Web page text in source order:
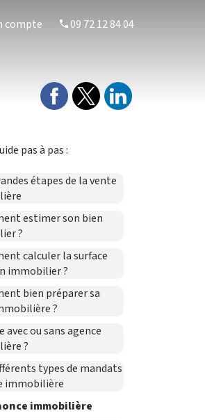
compte 09 72 12 84 04
pas à pas :
étapes de la vente
estimer son bien
?
calculer la surface
immobilier ?
bien préparer sa
?
avec ou sans agence
?
types de mandats
immobilière
immobilière